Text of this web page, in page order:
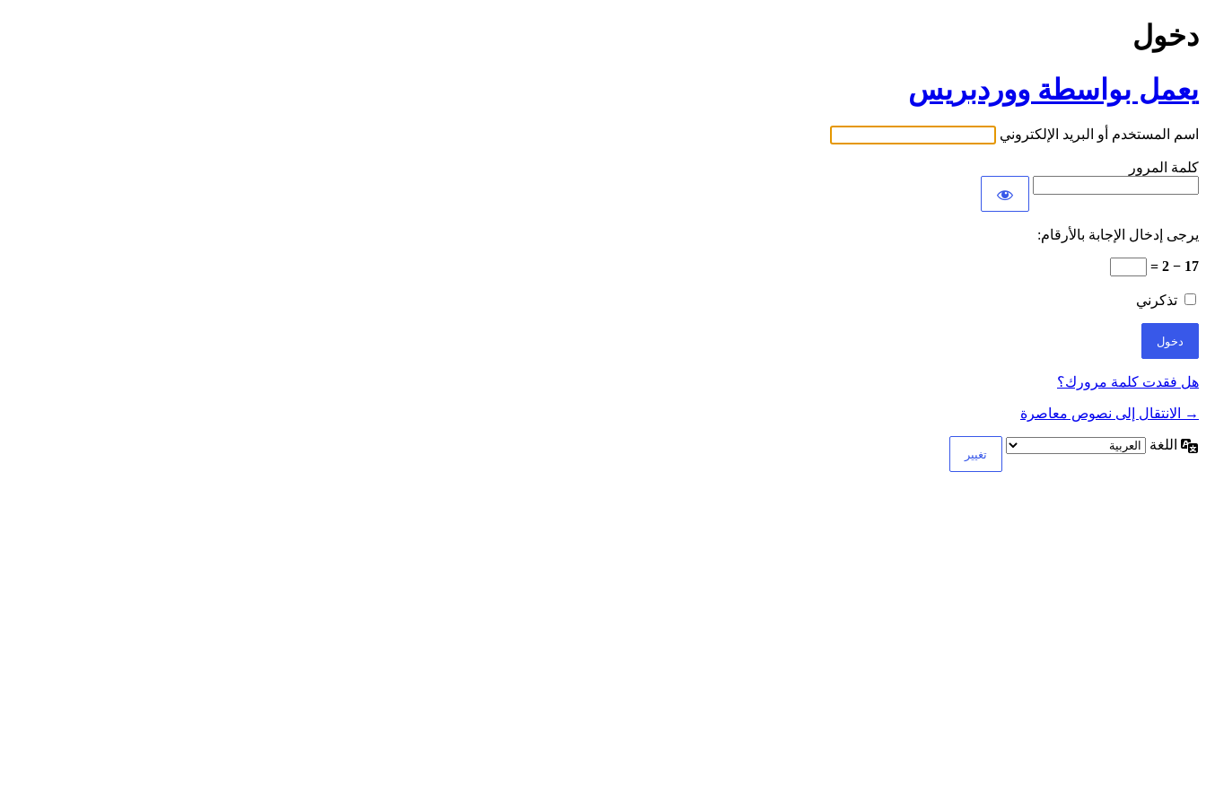
دخول
يعمل بواسطة ووردبريس
اسم المستخدم أو البريد الإلكتروني
كلمة المرور
يرجى إدخال الإجابة بالأرقام:
17 − 2 =
تذكرني
هل فقدت كلمة مرورك؟
→ الانتقال إلى نصوص معاصرة
اللغة